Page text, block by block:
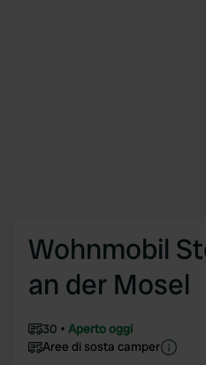
Wohnmobil
an der Mosel
30
Aperto oggi
Aree di sosta camper